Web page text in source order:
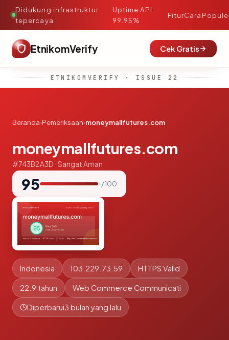
Didukung infrastruktur
tepercaya
·
Uptime API:
99.95%
FiturCara
EtnikomVerify Cek Gratis
ETNIKOMVERIFY · ISSUE 22
Beranda›Pemeriksaan›moneymallfutures.com
moneymallfutures.com
#743B2A3D · Sangat Aman
95 / 100
Indonesia 103.229.73.59 HTTPS Valid
22.9 tahun Web Commerce Communicati
Diperbarui3 bulan yang lalu